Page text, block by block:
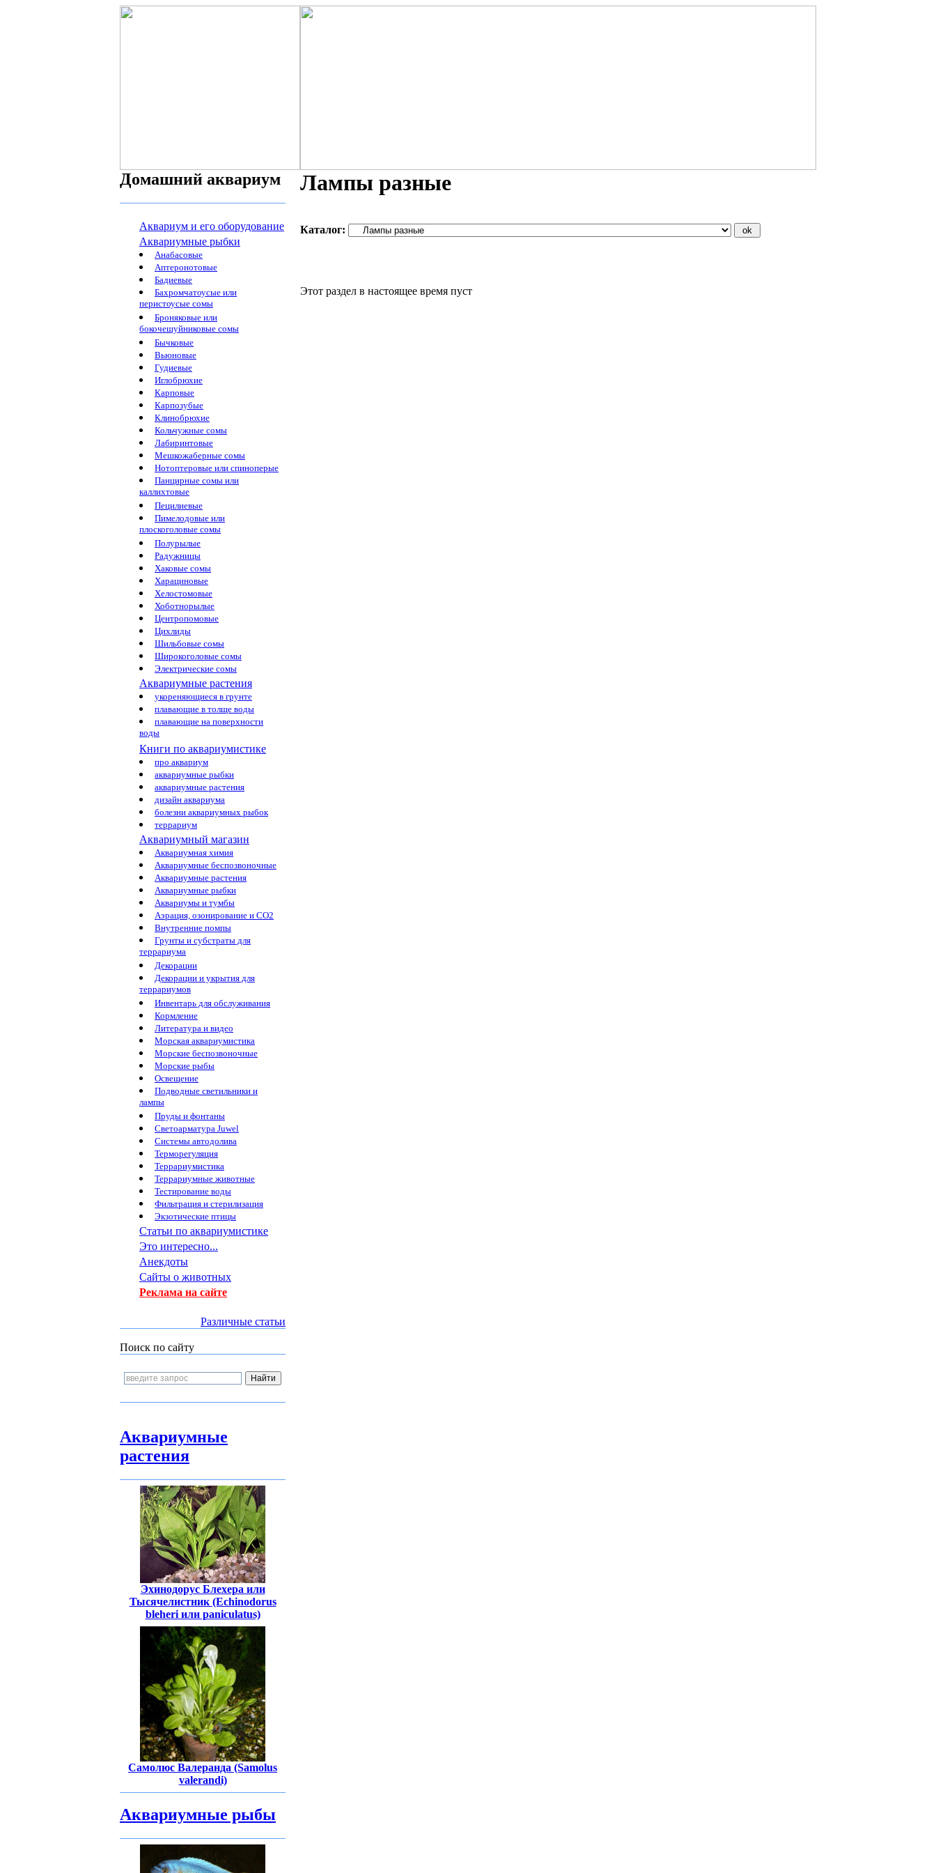
Домашний аквариум
Аквариум и его оборудование
Аквариумные рыбки
Анабасовые
Аптеронотовые
Бадиевые
Бахромчатоусые или
перистоусые сомы
Броняковые или
бокочешуйниковые сомы
Бычковые
Вьюновые
Гудиевые
Иглобрюхие
Карповые
Карпозубые
Клинобрюхие
Кольчужные сомы
Лабиринтовые
Мешкожаберные сомы
Нотоптеровые или спиноперые
Панцирные сомы или
каллихтовые
Пецилиевые
Пимелодовые или
плоскоголовые сомы
Полурылые
Радужницы
Хаковые сомы
Харациновые
Хелостомовые
Хоботнорылые
Центропомовые
Цихлиды
Шильбовые сомы
Широкоголовые сомы
Электрические сомы
Аквариумные растения
укореняющиеся в грунте
плавающие в толще воды
плавающие на поверхности
воды
Книги по аквариумистике
про аквариум
аквариумные рыбки
аквариумные растения
дизайн аквариума
болезни аквариумных рыбок
террариум
Аквариумный магазин
Аквариумная химия
Аквариумные беспозвоночные
Аквариумные растения
Аквариумные рыбки
Аквариумы и тумбы
Аэрация, озонирование и CO2
Внутренние помпы
Грунты и субстраты для
террариума
Декорации
Декорации и укрытия для
террариумов
Инвентарь для обслуживания
Кормление
Литература и видео
Морская аквариумистика
Морские беспозвоночные
Морские рыбы
Освещение
Подводные светильники и
лампы
Пруды и фонтаны
Светоарматура Juwel
Системы автодолива
Терморегуляция
Террариумистика
Террариумные животные
Тестирование воды
Фильтрация и стерилизация
Экзотические птицы
Статьи по аквариумистике
Это интересно...
Анекдоты
Сайты о животных
Реклама на сайте
Различные статьи
Поиск по сайту
Аквариумные
растения
Эхинодорус Блехера или
Тысячелистник (Echinodorus
bleheri или paniculatus)
Самолюс Валеранда (Samolus
valerandi)
Аквариумные рыбы
Лампы разные
Каталог:
Этот раздел в настоящее время пуст